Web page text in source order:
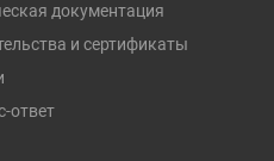
документация
и сертификаты
ответ